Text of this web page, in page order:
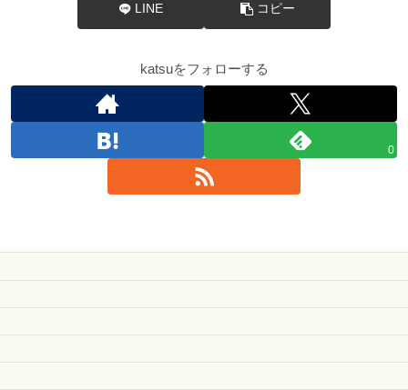
LINE コピー
katsuをフォローする
0